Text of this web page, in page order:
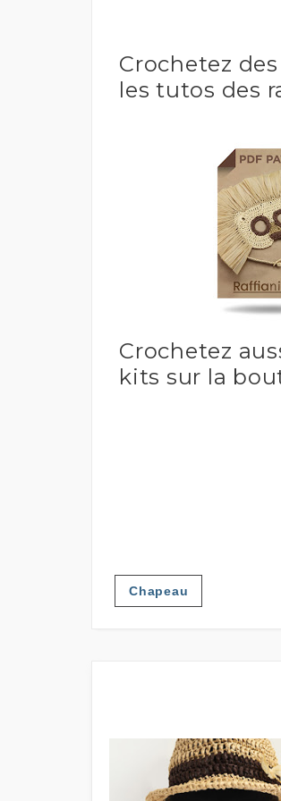
Crochetez
les tutos des
Crochetez
kits sur la
Chapeau